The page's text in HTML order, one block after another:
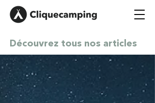
Découvrez tous nos articles